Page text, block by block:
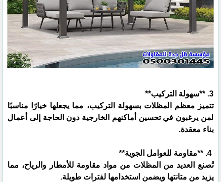
3. **سهولة التركيب**
تتميز معظم المظلات بسهولة التركيب، مما يجعلها خيارًا مناسبًا
لمن يرغبون في تحسين أماكنهم الخارجية دون الحاجة إلى أعمال
بناء معقدة.
تُصنع العديد من المظلات من مواد مقاومة للأمطار والرياح، مما
يزيد من متانتها ويضمن استخدامها لفترات طويلة.